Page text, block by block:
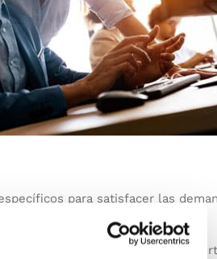
para satisfacer las
experiencia en la venta y el